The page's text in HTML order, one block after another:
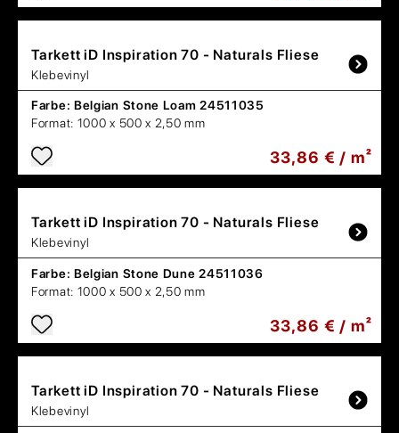
Tarkett iD Inspiration 70 - Naturals Fliese
Klebevinyl
Farbe: Belgian Stone Loam 24511035
Format: 1000 x 500 x 2,50 mm
33,86 € / m²
Tarkett iD Inspiration 70 - Naturals Fliese
Klebevinyl
Farbe: Belgian Stone Dune 24511036
Format: 1000 x 500 x 2,50 mm
33,86 € / m²
Tarkett iD Inspiration 70 - Naturals Fliese
Klebevinyl